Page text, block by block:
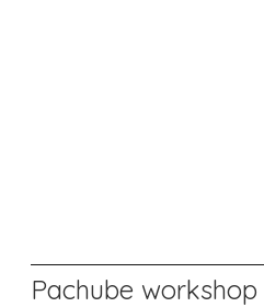
Pachube workshop